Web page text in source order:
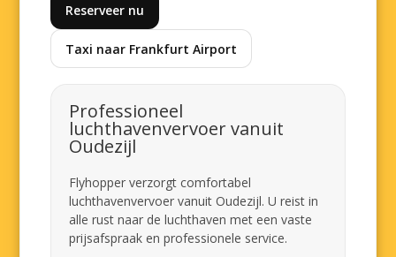
Reserveer nu
Taxi naar Frankfurt Airport
Professioneel
luchthavenvervoer vanuit
Oudezijl
Flyhopper verzorgt comfortabel
luchthavenvervoer vanuit Oudezijl. U reist in
alle rust naar de luchthaven met een vaste
prijsafspraak en professionele service.